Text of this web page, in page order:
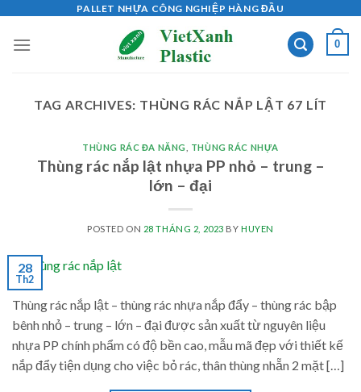
content
PALLET NHỰA CÔNG NGHIỆP HÀNG ĐẦU
0
TAG ARCHIVES: THÙNG RÁC NẮP LẬT 67 LÍT
THÙNG RÁC ĐA NĂNG THÙNG RÁC NHỰA
Thùng rác nắp lật nhựa PP nhỏ – trung –
lớn – đại
POSTED ON 28 THÁNG 2, 2023 BY HUYEN
28
Th2
Thùng rác nắp lật – thùng rác nhựa nắp đẩy – thùng rác bập
bênh nhỏ – trung – lớn – đại được sản xuất từ nguyên liệu
nhựa PP chính phẩm có độ bền cao, mẫu mã đẹp với thiết kế
nắp đẩy tiện dụng cho việc bỏ rác, thân thùng nhẵn 2 mặt […]